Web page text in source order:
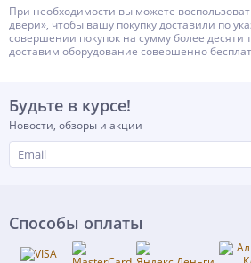
При необходимости вы можете
двери», чтобы вашу покупку доставили по
совершении покупок на сумму более десяти
доставим оборудование совершенно
Будьте в курсе!
Новости, обзоры и акции
Способы оплаты